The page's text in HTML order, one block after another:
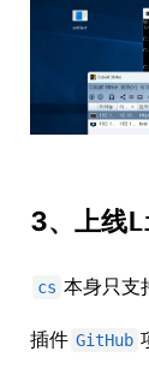
3、上线
cs 本身只支
插件 GitHub